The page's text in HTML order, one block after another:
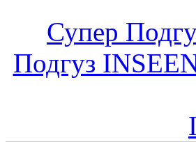
Супер
Подгуз